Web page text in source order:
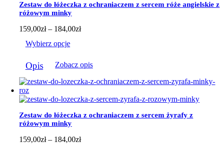
Zestaw do łóżeczka z ochraniaczem z sercem róże angielskie z
różowym minky
159,00zł – 184,00złZakres
do
Wybierz opcje
produkt
ma
wiele
wariantów.
Opcje
można
wybrać
na
stronie
Opis Zobacz opis
Zestaw do łóżeczka z ochraniaczem z sercem żyrafy z
różowym minky
159,00zł – 184,00złZakres